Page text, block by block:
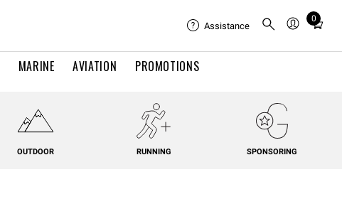
MARINE AVIATION PROMOTIONS
Assistance
0
Total
in
OUTDOOR RUNNING SPONSORING